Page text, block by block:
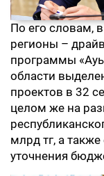
По его словам,
регионы –
программы
области
проектов в 32
целом же на
млрд тг, а
уточнения